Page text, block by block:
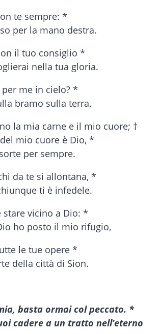
te sempre: *
per la mano destra.
il tuo consiglio *
nella tua gloria.
me in cielo? *
bramo sulla terra.
la mia carne e il mio cuore; †
mio cuore è Dio, *
per sempre.
da te si allontana, *
ti è infedele.
stare vicino a Dio: *
ho posto il mio rifugio,
le tue opere *
della città di Sion.
basta ormai col peccato. *
cadere a un tratto nell’eterno